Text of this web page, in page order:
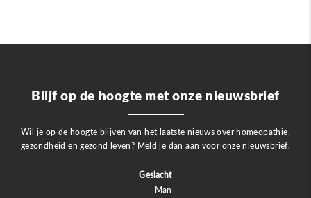
Blijf op de hoogte met onze nieuwsbrief
Wil je op de hoogte blijven van het laatste nieuws over homeopathie,
gezondheid en gezond leven? Meld je dan aan voor onze nieuwsbrief.
Geslacht
Man